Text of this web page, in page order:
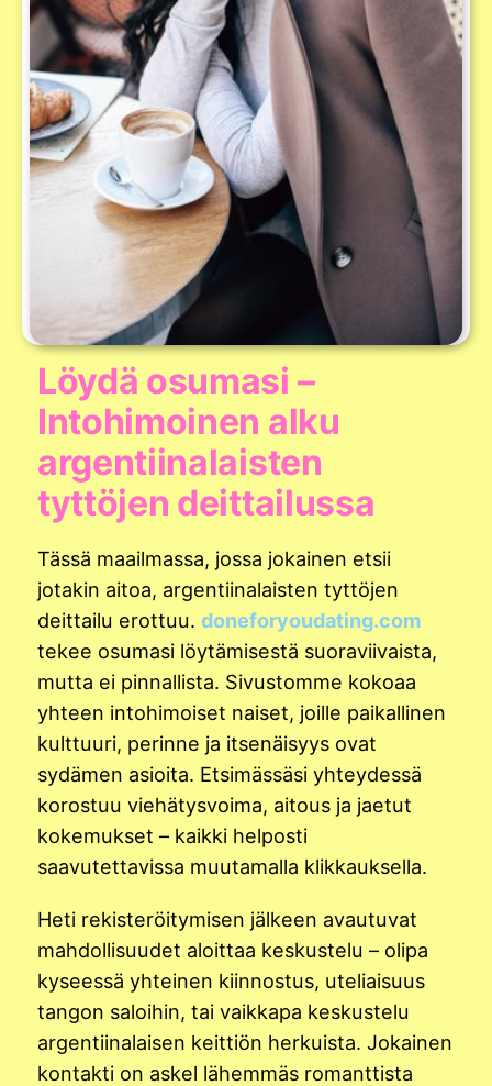
Löydä osumasi –
Intohimoinen alku
argentiinalaisten
tyttöjen deittailussa
Tässä maailmassa, jossa jokainen etsii
jotakin aitoa, argentiinalaisten tyttöjen
deittailu erottuu. doneforyoudating.com
tekee osumasi löytämisestä suoraviivaista,
mutta ei pinnallista. Sivustomme kokoaa
yhteen intohimoiset naiset, joille paikallinen
kulttuuri, perinne ja itsenäisyys ovat
sydämen asioita. Etsimässäsi yhteydessä
korostuu viehätysvoima, aitous ja jaetut
kokemukset – kaikki helposti
saavutettavissa muutamalla klikkauksella.
Heti rekisteröitymisen jälkeen avautuvat
mahdollisuudet aloittaa keskustelu – olipa
kyseessä yhteinen kiinnostus, uteliaisuus
tangon saloihin, tai vaikkapa keskustelu
argentiinalaisen keittiön herkuista. Jokainen
kontakti on askel lähemmäs romanttista